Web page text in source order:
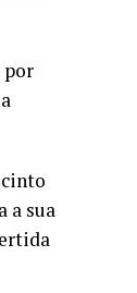
por
a sua